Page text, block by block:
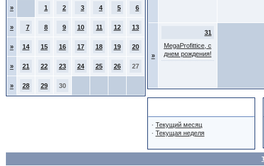
» 1 2 3 4 5 6
» 7 8 9 10 11 12 13
» 14 15 16 17 18 19 20
» 21 22 23 24 25 26 27
» 28 29 30
»
31
MegaProfittice, с
днем рождения!
· Текущий месяц
· Текущая неделя